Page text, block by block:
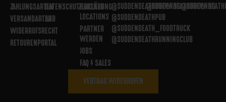
ZAHLUNGSARTEN
VERSANDARTEN
WIDERRUFSRECHT
RETOURENPORTAL
DATENSCHUTZERKLÄRUNG
AGB
PARTNER
LOCATIONS
PARTNER
WERDEN
JOBS
FAQ / SALES
@SUDDENDEATHBREWING
@SUDDENDEATHPUB
@SUDDENDEATH_FOODTRUCK
@SUDDENDEATHRUNNINGCLUB
@SUDDENDEATHBREWING
VERTRAG WIDERRUFEN